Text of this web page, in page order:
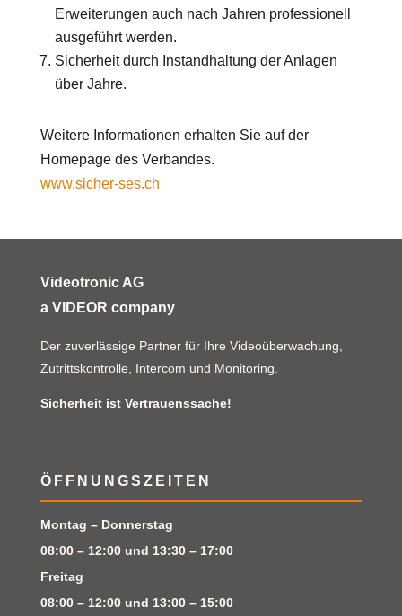
Erweiterungen auch nach Jahren professionell
ausgeführt werden.
Sicherheit durch Instandhaltung der Anlagen
über Jahre.
Weitere Informationen erhalten Sie auf der
Homepage des Verbandes.
www.sicher-ses.ch
Videotronic AG
a VIDEOR company
Der zuverlässige Partner für Ihre Videoüberwachung,
Zutrittskontrolle, Intercom und Monitoring.
Sicherheit ist Vertrauenssache!
ÖFFNUNGSZEITEN
Montag – Donnerstag
08:00 – 12:00 und 13:30 – 17:00
Freitag
08:00 – 12:00 und 13:00 – 15:00